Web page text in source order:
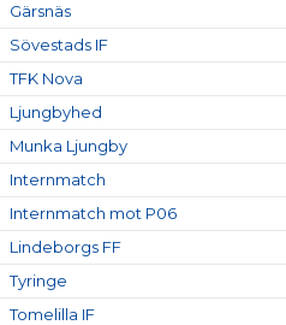
Gärsnäs
Sövestads IF
TFK Nova
Ljungbyhed
Munka Ljungby
Internmatch
Internmatch mot P06
Lindeborgs FF
Tyringe
Tomelilla IF